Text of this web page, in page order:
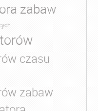
zabaw
czasu
zabaw